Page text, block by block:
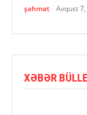
şahmat Avqust
XƏBƏR